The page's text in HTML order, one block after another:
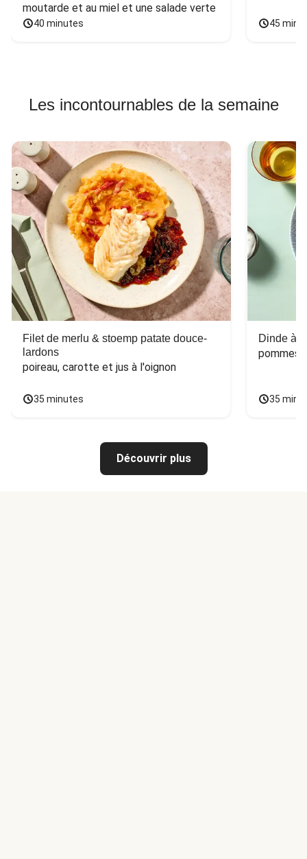
moutarde et au miel et une salade verte
40 minutes 45
Les incontournables de la semaine
Filet de merlu & stoemp patate douce-
lardons
poireau, carotte et jus à l'oignon
35 minutes
Dinde à
pommes
35
Découvrir plus